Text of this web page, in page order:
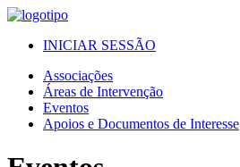
INICIAR SESSÃO
Associações
Áreas de Intervenção
Eventos
Apoios e Documentos de Interesse